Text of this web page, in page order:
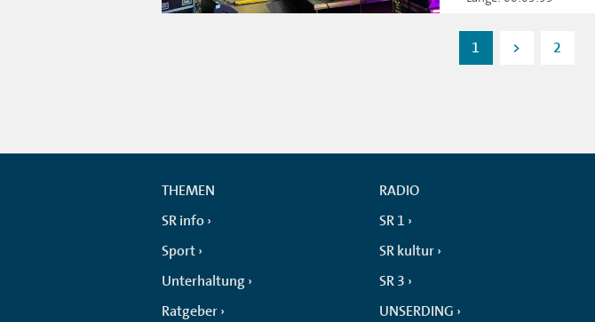
1 > 2
THEMEN
SR info
Sport
Unterhaltung
Ratgeber
RADIO
SR 1
SR kultur
SR 3
UNSERDING